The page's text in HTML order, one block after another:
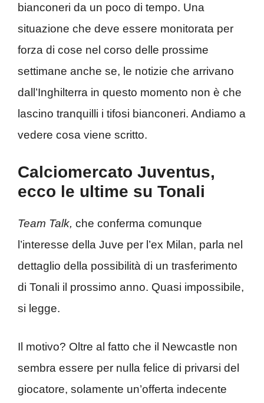
bianconeri da un poco di tempo. Una
situazione che deve essere monitorata per
forza di cose nel corso delle prossime
settimane anche se, le notizie che arrivano
dall’Inghilterra in questo momento non è che
lascino tranquilli i tifosi bianconeri. Andiamo a
vedere cosa viene scritto.
Calciomercato Juventus,
ecco le ultime su Tonali
Team Talk, che conferma comunque
l’interesse della Juve per l’ex Milan, parla nel
dettaglio della possibilità di un trasferimento
di Tonali il prossimo anno. Quasi impossibile,
si legge.
Il motivo? Oltre al fatto che il Newcastle non
sembra essere per nulla felice di privarsi del
giocatore, solamente un’offerta indecente